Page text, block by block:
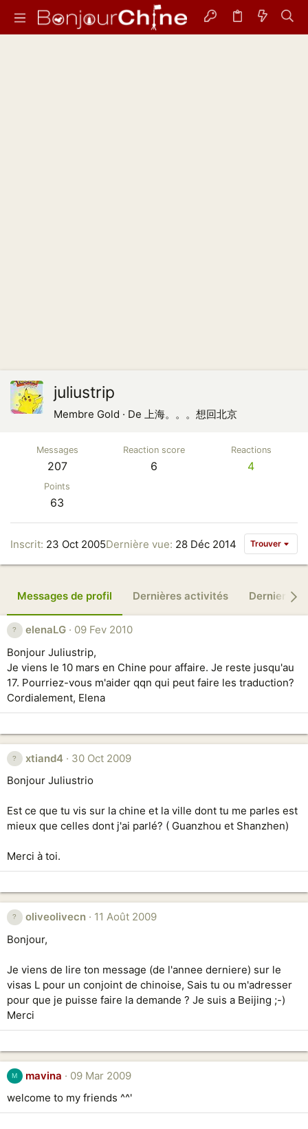
juliustrip
Membre Gold · De 上海。。。想回北京
Messages
207
Reaction score
6
Reactions
4
Points
63
Inscrit 23 Oct 2005Dernière vue 28 Déc 2014 Trouver
Messages de profil Dernières activités Derniers
elenaLG
09 Fev 2010
Bonjour Juliustrip,
Je viens le 10 mars en Chine pour affaire. Je reste jusqu'au
17. Pourriez-vous m'aider qqn qui peut faire les traduction?
Cordialement, Elena
xtiand4
30 Oct 2009
Bonjour Juliustrio
Est ce que tu vis sur la chine et la ville dont tu me parles est
mieux que celles dont j'ai parlé? ( Guanzhou et Shanzhen)
Merci à toi.
oliveolivecn
11 Août 2009
Bonjour,
Je viens de lire ton message (de l'annee derniere) sur le
visas L pour un conjoint de chinoise, Sais tu ou m'adresser
pour que je puisse faire la demande ? Je suis a Beijing ;-)
Merci
M mavina
09 Mar 2009
welcome to my friends ^^'